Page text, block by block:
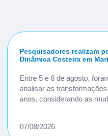
Pesquisadores realizam
Dinâmica Costeira em
Entre 5 e 8 de agosto,
analisar as
anos, considerando as
07/08/2026